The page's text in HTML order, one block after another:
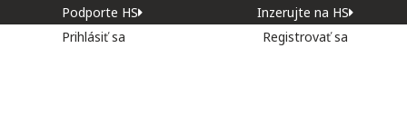
Podporte HS
Inzerujte na HS
Prihlásiť sa
Registrovať sa